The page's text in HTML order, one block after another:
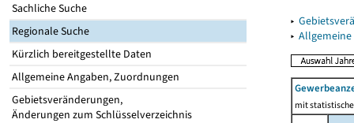
Sachliche Suche
Regionale Suche
Kürzlich bereitgestellte Daten
Allgemeine Angaben, Zuordnungen
Gebietsveränderungen,
Änderungen zum Schlüsselverzeichnis
▸
▸
mit